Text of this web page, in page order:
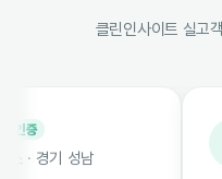
클린인사이트 실고
기 성남 👨